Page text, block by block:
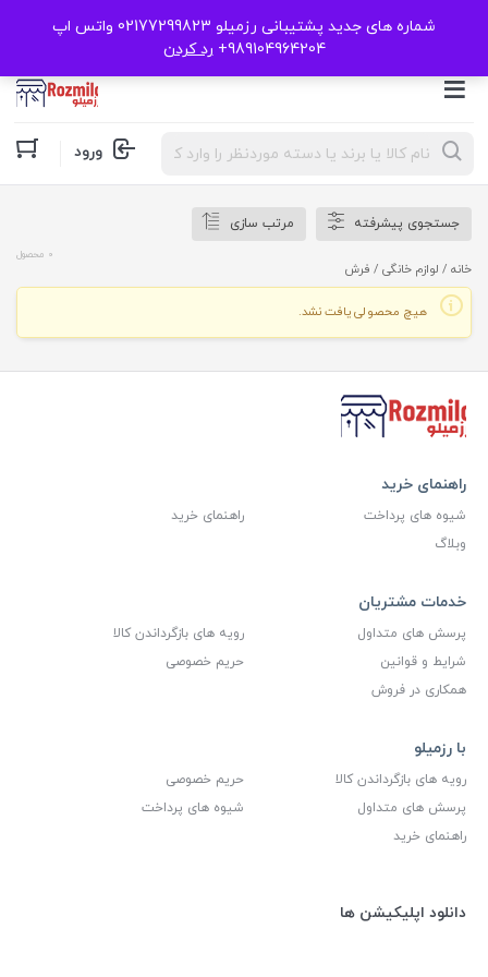
شماره های جدید پشتیبانی رزمیلو 02177299823 واتس اپ
989104964204+
رد کردن
Products
search ورود
جستجوی پیشرفته مرتب سازی
خانه / لوازم خانگی / فرش
0 محصول
هیچ محصولی یافت نشد.
راهنمای خرید
شیوه های پرداخت
راهنمای خرید
وبلاگ
خدمات مشتریان
پرسش های متداول
رویه های بازگرداندن کالا
شرایط و قوانین
حریم خصوصی
همکاری در فروش
با رزمیلو
رویه های بازگرداندن کالا
حریم خصوصی
پرسش های متداول
شیوه های پرداخت
راهنمای خرید
دانلود اپلیکیشن ها